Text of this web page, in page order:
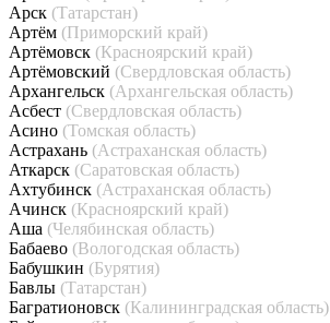
Арск (Татарстан)
Артём (Приморский край)
Артёмовск (Красноярский край)
Артёмовский (Свердловская область)
Архангельск (Архангельская область)
Асбест (Свердловская область)
Асино (Томская область)
Астрахань (Астраханская область)
Аткарск (Саратовская область)
Ахтубинск (Астраханская область)
Ачинск (Красноярский край)
Аша (Челябинская область)
Бабаево (Вологодская область)
Бабушкин (Бурятия)
Бавлы (Татарстан)
Багратионовск (Калининградская область)